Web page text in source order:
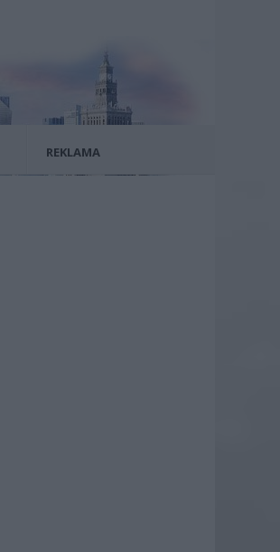
REKLAMA